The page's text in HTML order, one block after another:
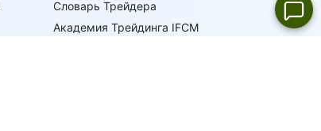
Словарь Трейдера
Академия Трейдинга IFCM